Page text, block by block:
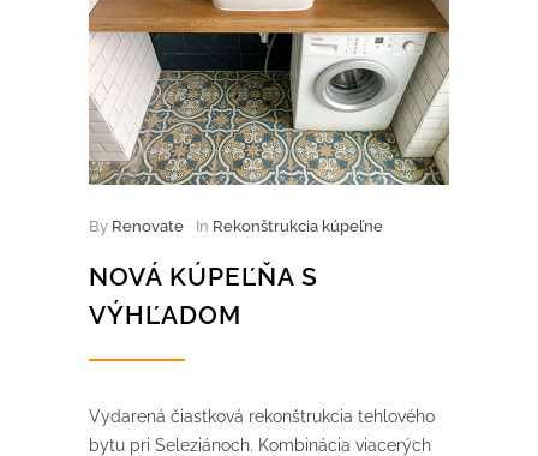
By Renovate In Rekonštrukcia kúpeľne
NOVÁ KÚPEĽŇA S
VÝHĽADOM
Vydarená čiastková rekonštrukcia tehlového
bytu pri Seleziánoch. Kombinácia viacerých